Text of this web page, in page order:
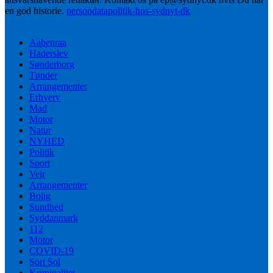
en god historie. persondatapolitik-hos-sydnyt-dk
Aabenraa
Haderslev
Sønderborg
Tønder
Arrangementer
Erhverv
Mad
Motor
Natur
NYHED
Politik
Sport
Vejr
Arrangementer
Bolig
Sundhed
Syddanmark
112
Motor
COVID-19
Sort Sol